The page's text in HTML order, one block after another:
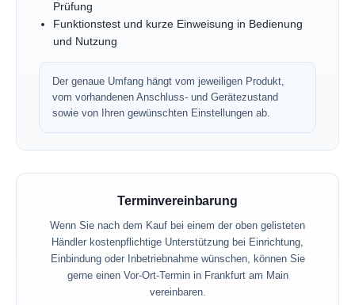
Prüfung
Funktionstest und kurze Einweisung in Bedienung
und Nutzung
Der genaue Umfang hängt vom jeweiligen Produkt,
vom vorhandenen Anschluss- und Gerätezustand
sowie von Ihren gewünschten Einstellungen ab.
Terminvereinbarung
Wenn Sie nach dem Kauf bei einem der oben gelisteten
Händler kostenpflichtige Unterstützung bei Einrichtung,
Einbindung oder Inbetriebnahme wünschen, können Sie
gerne einen Vor-Ort-Termin in Frankfurt am Main
vereinbaren.